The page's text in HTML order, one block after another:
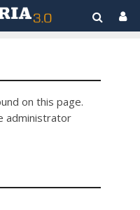
on this page.
administrator